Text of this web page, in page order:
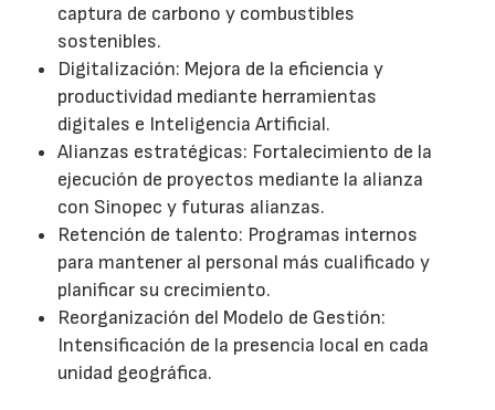
captura de carbono y combustibles
sostenibles.
Digitalización: Mejora de la eficiencia y
productividad mediante herramientas
digitales e Inteligencia Artificial.
Alianzas estratégicas: Fortalecimiento de la
ejecución de proyectos mediante la alianza
con Sinopec y futuras alianzas.
Retención de talento: Programas internos
para mantener al personal más cualificado y
planificar su crecimiento.
Reorganización del Modelo de Gestión:
Intensificación de la presencia local en cada
unidad geográfica.